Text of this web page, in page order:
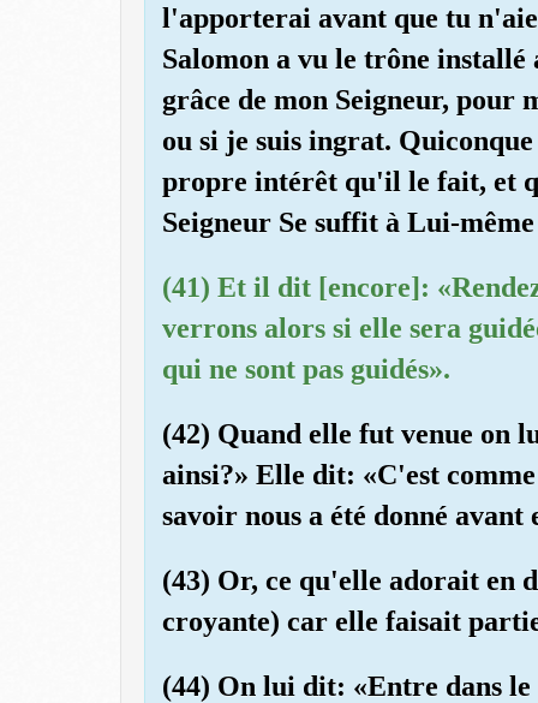
l'apporterai avant que tu
Salomon a vu le trône
grâce de mon Seigneur, pour
ou si je suis ingrat.
propre intérêt qu'il le fait, et
Seigneur Se suffit à Lui-
(41) Et il dit [encore]:
verrons alors si elle sera
qui ne sont pas guidés».
(42) Quand elle fut venue on
ainsi?» Elle dit: «C'est
savoir nous a été donné avant
(43) Or, ce qu'elle adorait en
croyante) car elle faisait
(44) On lui dit: «Entre dans